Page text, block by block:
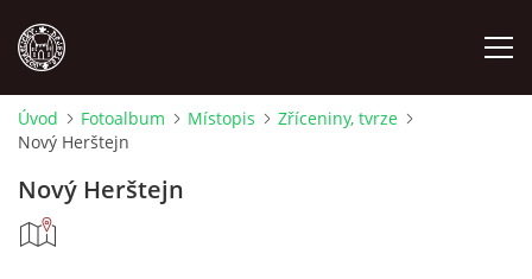
MÍSTOPIS
NÁRODOPIS
Úvod Fotoalbum Místopis
Zříceniny, tvrze
Nový Herštejn
Nový Herštejn